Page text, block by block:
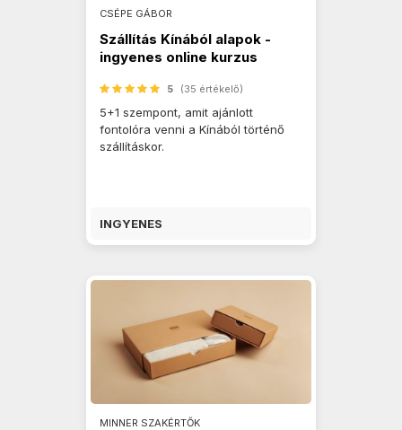
CSÉPE GÁBOR
Szállítás Kínából alapok -
ingyenes online kurzus
5 (35 értékelő)
5+1 szempont, amit ajánlott
fontolóra venni a Kínából történő
szállításkor.
INGYENES
MINNER SZAKÉRTŐK